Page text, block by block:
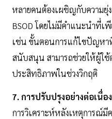
หลายคนต้องเผชิญกับความยุ่
BSOD โดยไม่มีคำแนะนำที่เ
เช่น ขั้นตอนการแก้ไขปัญหา
สนับสนุน สามารถช่วยให้ผู้ใช้
ประสิทธิภาพในช่วงวิกฤติ
7. การปรับปรุงอย่างต่อเนื่อง
การวิเคราะห์หลังเหตุการณ์